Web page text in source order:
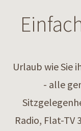
Urlaub wie Sie
- alle
Radio, Flat-TV